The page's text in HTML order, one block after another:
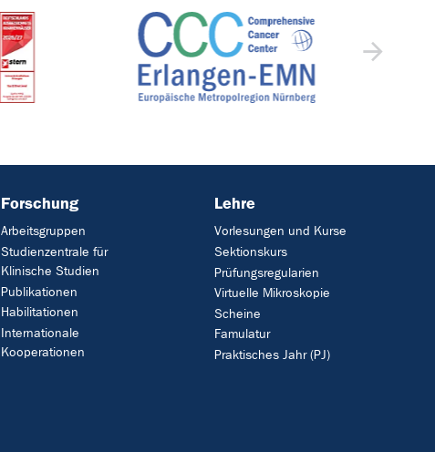
Forschung
Arbeitsgruppen
Studienzentrale für
Klinische Studien
Publikationen
Habilitationen
Internationale
Kooperationen
Lehre
Vorlesungen und Kurse
Sektionskurs
Prüfungsregularien
Virtuelle Mikroskopie
Scheine
Famulatur
Praktisches Jahr (PJ)